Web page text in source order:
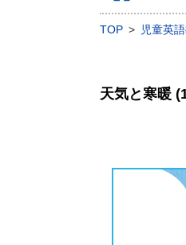
TOP 児童英
天気と寒暖